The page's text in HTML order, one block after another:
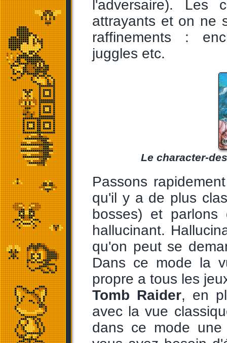
l'adversaire). Les
attrayants et on ne
raffinements :
juggles etc.
Le character-
Passons
qu'il y a de plus
bosses) et
hallucinant.
qu'on peut se
Dans ce mode la
propre a tous les
Tomb Raider, en
avec la vue
dans ce mode